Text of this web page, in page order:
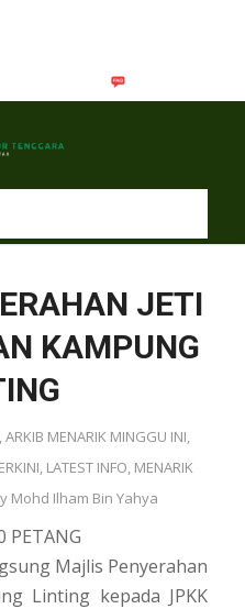
JETI
KAMPUNG
ARKIB MENARIK MINGGU INI,
, LATEST INFO, MENARIK
Mohd Ilham Bin Yahya
PETANG
Majlis Penyerahan
Linting kepada JPKK